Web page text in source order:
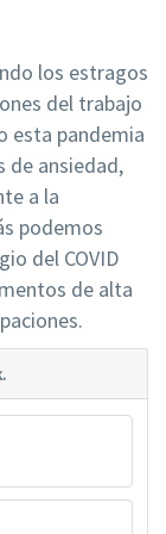
los estragos
del trabajo
esta pandemia
de ansiedad,
a la
podemos
del COVID
de alta